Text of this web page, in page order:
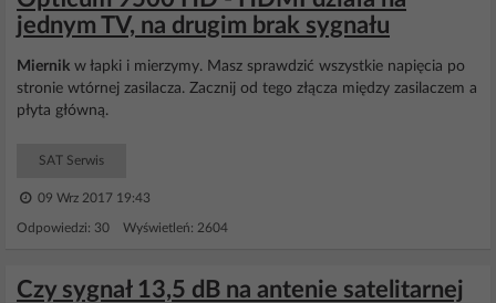
jednym TV, na drugim brak sygnału
Miernik w łapki i mierzymy. Masz sprawdzić wszystkie napięcia po
stronie wtórnej zasilacza. Zacznij od tego złącza między zasilaczem a
płyta główną.
SAT Serwis
09 Wrz 2017 19:43
Odpowiedzi: 30 Wyświetleń: 2604
Czy sygnał 13,5 dB na antenie satelitarnej